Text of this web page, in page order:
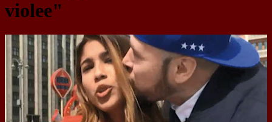
violee"